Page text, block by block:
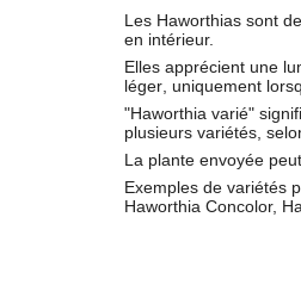
Les Haworthias sont
en intérieur.
Elles apprécient une
léger, uniquement
"Haworthia varié"
plusieurs variétés,
La plante envoyée
Exemples de variétés
Haworthia Concolor,